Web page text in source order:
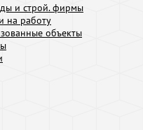
и строй. фирмы
на работу
объекты